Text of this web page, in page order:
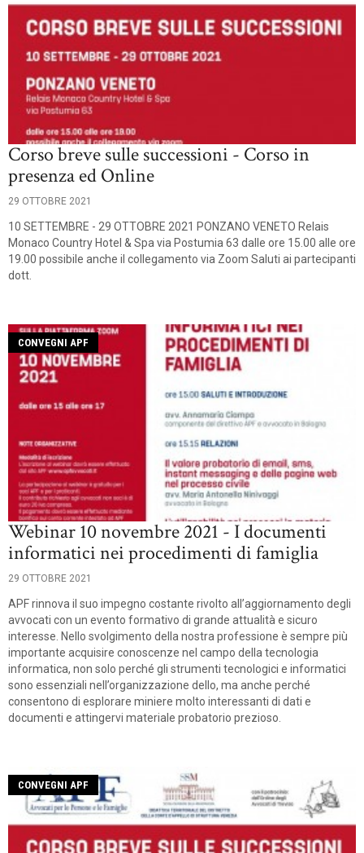
Corso breve sulle successioni - Corso in
presenza ed Online
29 OTTOBRE 2021
10 SETTEMBRE - 29 OTTOBRE 2021 PONZANO VENETO Relais
Monaco Country Hotel & Spa via Postumia 63 dalle ore 15.00 alle ore
19.00 possibile anche il collegamento via Zoom Saluti ai partecipanti
dott.
CONVEGNI APF
Webinar 10 novembre 2021 - I documenti
informatici nei procedimenti di famiglia
29 OTTOBRE 2021
APF rinnova il suo impegno costante rivolto all’aggiornamento degli
avvocati con un evento formativo di grande attualità e sicuro
interesse. Nello svolgimento della nostra professione è sempre più
importante acquisire conoscenze nel campo della tecnologia
informatica, non solo perché gli strumenti tecnologici e informatici
sono essenziali nell’organizzazione dello, ma anche perché
consentono di esplorare miniere molto interessanti di dati e
documenti e attingervi materiale probatorio prezioso.
CONVEGNI APF